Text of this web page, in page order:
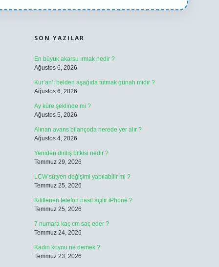
SON YAZILAR
En büyük akarsu ırmak nedir ?
Ağustos 6, 2026
Kur’an’ı belden aşağıda tutmak günah mıdır ?
Ağustos 6, 2026
Ay küre şeklinde mi ?
Ağustos 5, 2026
Alınan avans bilançoda nerede yer alır ?
Ağustos 4, 2026
Yeniden diriliş bitkisi nedir ?
Temmuz 29, 2026
LCW sütyen değişimi yapılabilir mi ?
Temmuz 25, 2026
Kilitlenen telefon nasıl açılır iPhone ?
Temmuz 25, 2026
7 numara kaç cm saç eder ?
Temmuz 24, 2026
Kadın koynu ne demek ?
Temmuz 23, 2026